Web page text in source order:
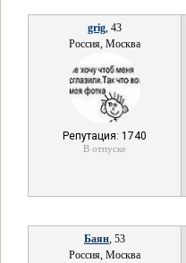
grig, 43
Россия, Москва
Репутация: 1740
В отпуске
Баян, 53
Россия, Москва